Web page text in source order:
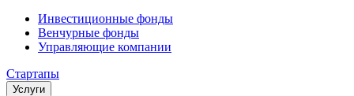
Инвестиционные фонды
Венчурные фонды
Управляющие компании
Стартапы
Услуги